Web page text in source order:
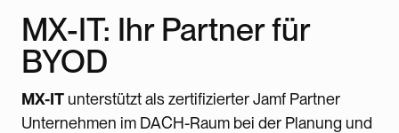
MX-IT: Ihr Partner für
BYOD
MX-IT unterstützt als zertifizierter Jamf Partner
Unternehmen im DACH-Raum bei der Planung und